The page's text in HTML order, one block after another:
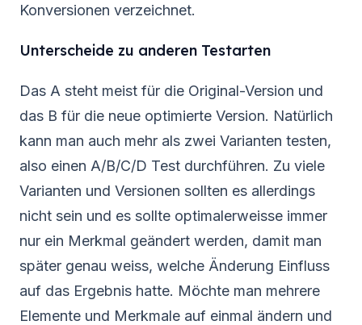
Konversionen verzeichnet.
Unterscheide zu anderen Testarten
Das A steht meist für die Original-Version und
das B für die neue optimierte Version. Natürlich
kann man auch mehr als zwei Varianten testen,
also einen A/B/C/D Test durchführen. Zu viele
Varianten und Versionen sollten es allerdings
nicht sein und es sollte optimalerweisse immer
nur ein Merkmal geändert werden, damit man
später genau weiss, welche Änderung Einfluss
auf das Ergebnis hatte. Möchte man mehrere
Elemente und Merkmale auf einmal ändern und